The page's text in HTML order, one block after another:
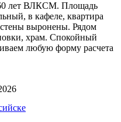
лет ВЛКСМ. Площадь
в кафеле, квартира
стены выронены. Рядом
храм. Спокойный
любую форму расчета